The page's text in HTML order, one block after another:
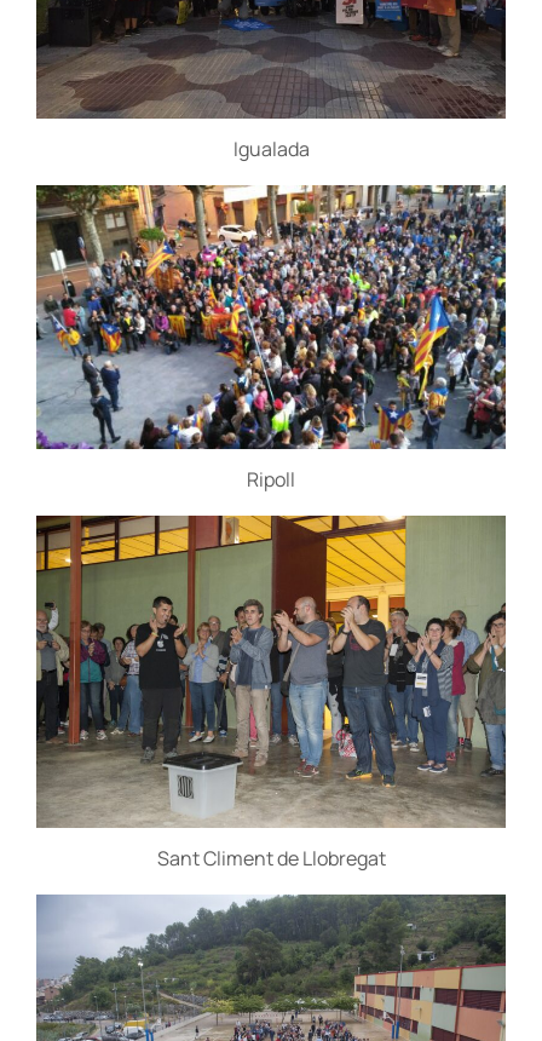
Igualada
Ripoll
Sant Climent de Llobregat